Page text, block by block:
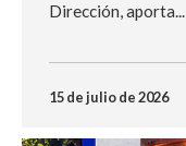
Dirección, aporta...
15 de julio de 2026